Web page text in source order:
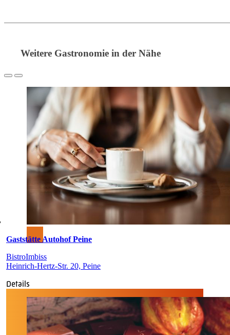
Weitere Gastronomie in der Nähe
Gaststätte Autohof Peine
BistroImbiss
Heinrich-Hertz-Str. 20, Peine
Details